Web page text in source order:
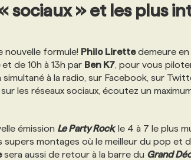
sociaux » et les plus
nouvelle formule! Philo Lirettedemeure
et de 10h à 13h par Ben K7 , pour vous
à la radio, sur Facebook, sur
les réseaux sociaux, écoutez un
émission Le Party Rock, le 4 à 7 le plus
montages où le meilleur du pop et
sera aussi de retour à la barre du Grand